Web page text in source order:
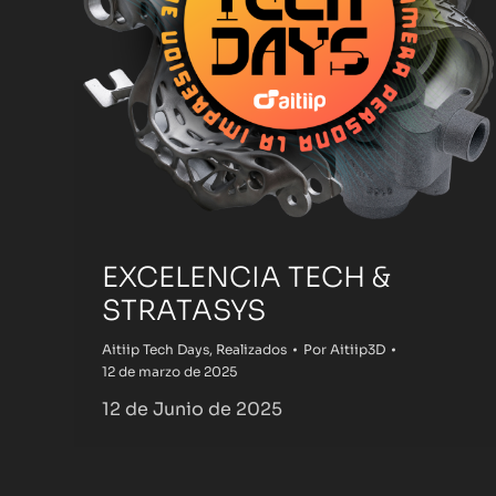
EXCELENCIA TECH &
STRATASYS
Aitiip Tech Days, Realizados Por Aitiip3D
12 de marzo de 2025
12 de Junio de 2025